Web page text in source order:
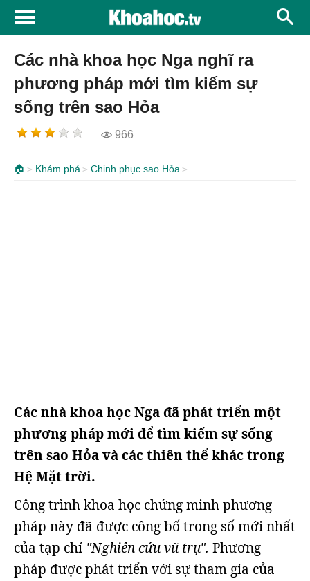
Các nhà khoa học Nga nghĩ ra
phương pháp mới tìm kiếm sự
sống trên sao Hỏa
966
🏠 Khám phá Chinh phục sao Hỏa
Các nhà khoa học Nga đã phát triển một
phương pháp mới để tìm kiếm sự sống
trên sao Hỏa và các thiên thể khác trong
Hệ Mặt trời.
Công trình khoa học chứng minh phương
pháp này đã được công bố trong số mới nhất
của tạp chí "Nghiên cứu vũ trụ". Phương
pháp được phát triển với sự tham gia của